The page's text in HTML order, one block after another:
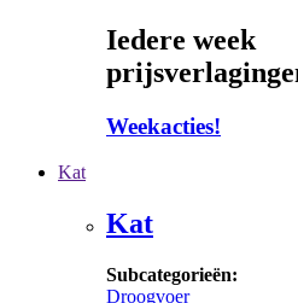
Iedere week
Weekacties!
Kat
Kat
Subcategorieën:
Droogvoer